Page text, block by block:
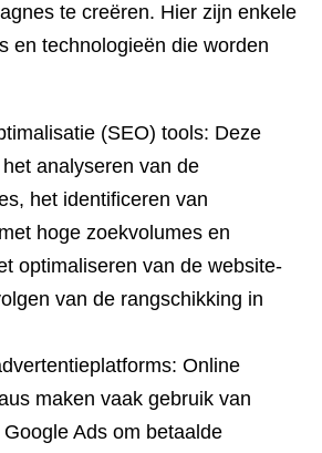
te creëren. Hier zijn enkele
en technologieën die worden
(SEO) tools: Deze
analyseren van de
het identificeren van
met hoge zoekvolumes en
optimaliseren van de website-
van de rangschikking in
Online
maken vaak gebruik van
Ads om betaalde